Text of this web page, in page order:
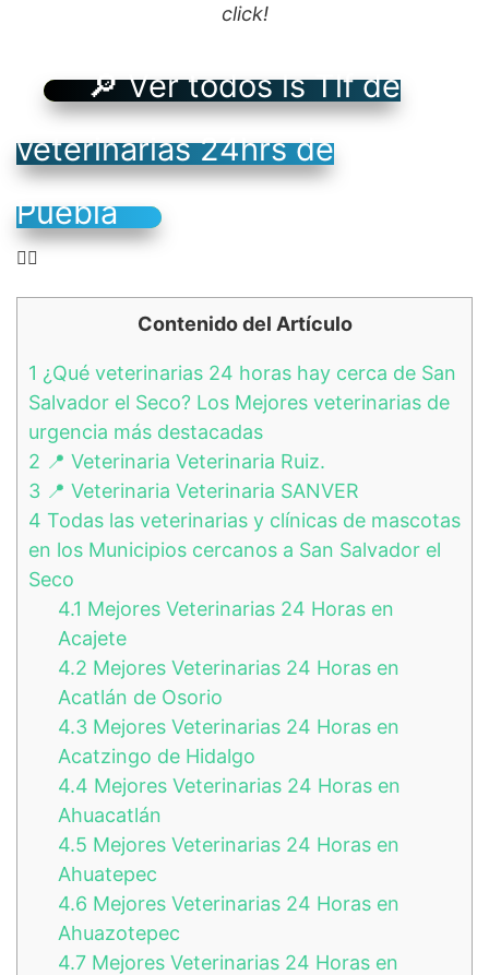
click!
🔎 Ver todos ls Tlf de
veterinarias 24hrs de
Puebla
👉🏻
Contenido del Artículo
1 ¿Qué veterinarias 24 horas hay cerca de San
Salvador el Seco? Los Mejores veterinarias de
urgencia más destacadas
2 📍 Veterinaria Veterinaria Ruiz.
3 📍 Veterinaria Veterinaria SANVER
4 Todas las veterinarias y clínicas de mascotas
en los Municipios cercanos a San Salvador el
Seco
4.1 Mejores Veterinarias 24 Horas en
Acajete
4.2 Mejores Veterinarias 24 Horas en
Acatlán de Osorio
4.3 Mejores Veterinarias 24 Horas en
Acatzingo de Hidalgo
4.4 Mejores Veterinarias 24 Horas en
Ahuacatlán
4.5 Mejores Veterinarias 24 Horas en
Ahuatepec
4.6 Mejores Veterinarias 24 Horas en
Ahuazotepec
4.7 Mejores Veterinarias 24 Horas en